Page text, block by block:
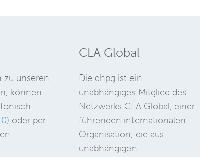
zu unseren
können
) oder per
CLA Global
Die dhpg ist ein
unabhängiges Mitglied des
Netzwerks CLA Global, einer
führenden internationalen
Organisation, die aus
unabhängigen